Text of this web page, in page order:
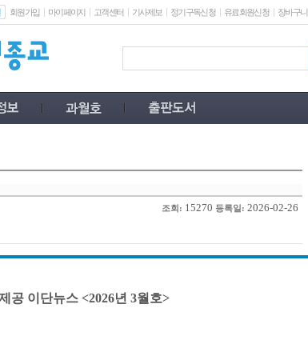
회원가입 마이페이지 고객센터 기사제보 정기구독신청 유료회원신청 장바구니
조회: 15270 등록일: 2026-02-26
공 이단뉴스 <2026년 3월호>